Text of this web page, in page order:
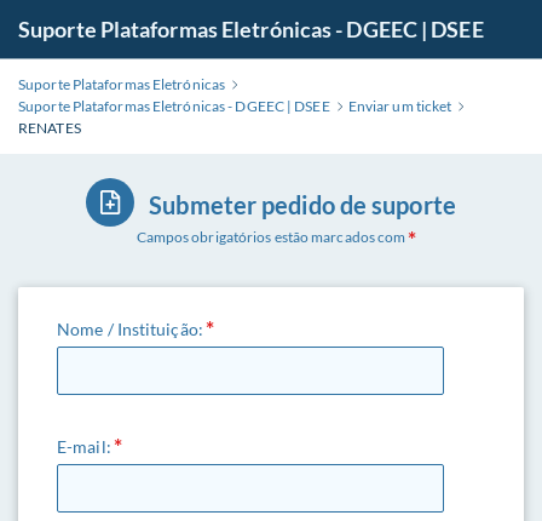
Suporte Plataformas Eletrónicas - DGEEC | DSEE
Suporte Plataformas Eletrónicas
Suporte Plataformas Eletrónicas - DGEEC | DSEE
Enviar um ticket
RENATES
Submeter pedido de suporte
Campos obrigatórios estão marcados com
Nome / Instituição:
E-mail: